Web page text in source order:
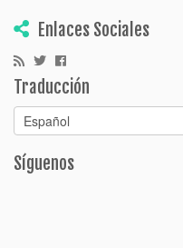
Enlaces Sociales
Traducción
Síguenos